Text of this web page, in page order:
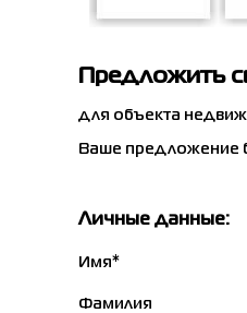
Предложить
для объекта
Ваше предложение
Личные данные:
Имя*
Фамилия